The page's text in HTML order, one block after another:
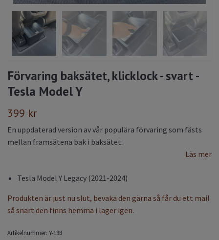
Förvaring baksätet, klicklock - svart -
Tesla Model Y
399 kr
En uppdaterad version av vår populära förvaring som fästs
mellan framsätena bak i baksätet.
Läs mer
Tesla Model Y Legacy (2021-2024)
Produkten är just nu slut, bevaka den gärna så får du ett mail
så snart den finns hemma i lager igen.
Artikelnummer: Y-198